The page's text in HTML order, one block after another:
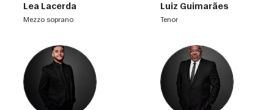
Lea Lacerda
mezzo soprano
Luiz Guimarães
tenor